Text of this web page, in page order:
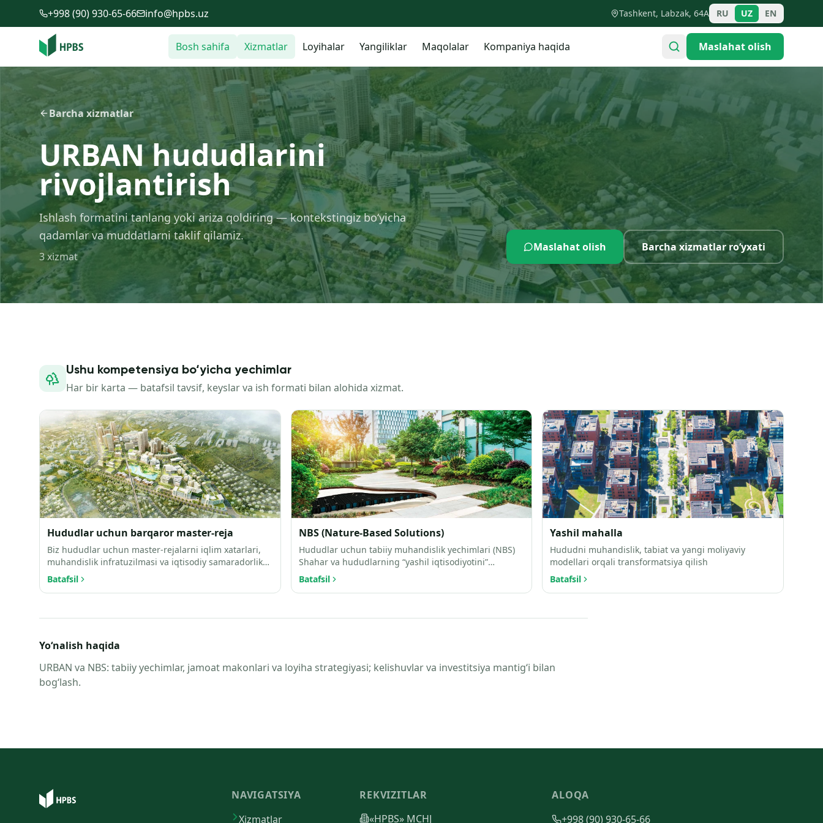
Tarkibga o'tish+998 (90) 930-65-66 info@hpbs.uz Tashkent, Labzak, 64A RU UZ EN
Bosh sahifa Xizmatlar Loyihalar Yangiliklar Maqolalar Kompaniya haqida Maslahat olish
Barcha xizmatlar
URBAN hududlarini
rivojlantirish
Ishlash formatini tanlang yoki ariza qoldiring — kontekstingiz bo‘yicha
qadamlar va muddatlarni taklif qilamiz.
3xizmat
Maslahat olish Barcha xizmatlar ro‘yxati
Ushu kompetensiya bo‘yicha yechimlar
Har bir karta — batafsil tavsif, keyslar va ish formati bilan alohida xizmat.
Hududlar uchun barqaror master-reja
Biz hududlar uchun master-rejalarni iqlim xatarlari,
muhandislik infratuzilmasi va iqtisodiy samaradorlikni
hi…
Batafsil
NBS (Nature-Based Solutions)
Hududlar uchun tabiiy muhandislik yechimlari (NBS)
Shahar va hududlarning “yashil iqtisodiyotini”
optimallasht…
Batafsil
Yashil mahalla
Hududni muhandislik, tabiat va yangi moliyaviy
modellari orqali transformatsiya qilish
Batafsil
Yo‘nalish haqida
URBAN va NBS: tabiiy yechimlar, jamoat makonlari va loyiha strategiyasi; kelishuvlar va investitsiya mantig‘i bilan
bog‘lash.
NAVIGATSIYA
Xizmatlar
REKVIZITLAR
«HPBS» MCHJ
ALOQA
+998 (90) 930-65-66